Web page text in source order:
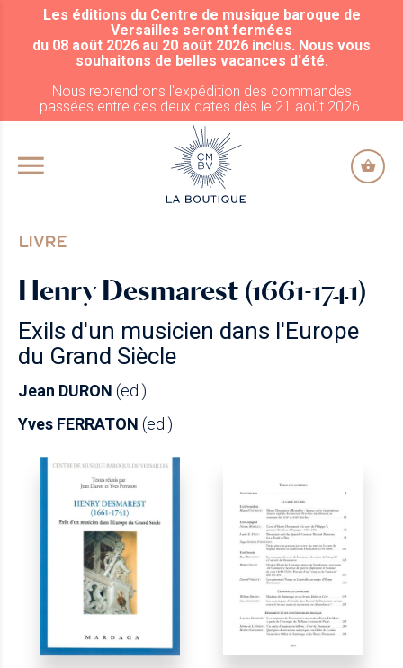
ALLER AU CONTENU PRINCIPAL
Les éditions du Centre de musique baroque de
Versailles seront fermées
du 08 août 2026 au 20 août 2026 inclus. Nous vous
souhaitons de belles vacances d'été.
Nous reprendrons l'expédition des commandes
passées entre ces deux dates dès le 21 août 2026.
LIVRE
Henry Desmarest (1661-1741)
Exils d'un musicien dans l'Europe
du Grand Siècle
Jean DURON (ed.)
Yves FERRATON (ed.)